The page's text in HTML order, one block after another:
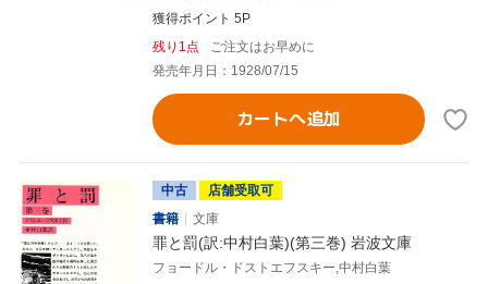
獲得ポイント 5P
残り1点
ご注文はお早めに
発売年月日：1928/07/15
カートへ追加
中古
店舗受取可
書籍
文庫
罪と罰(訳:中村白葉)(第三巻) 岩波文庫
フョードル・ドストエフスキー,中村白葉